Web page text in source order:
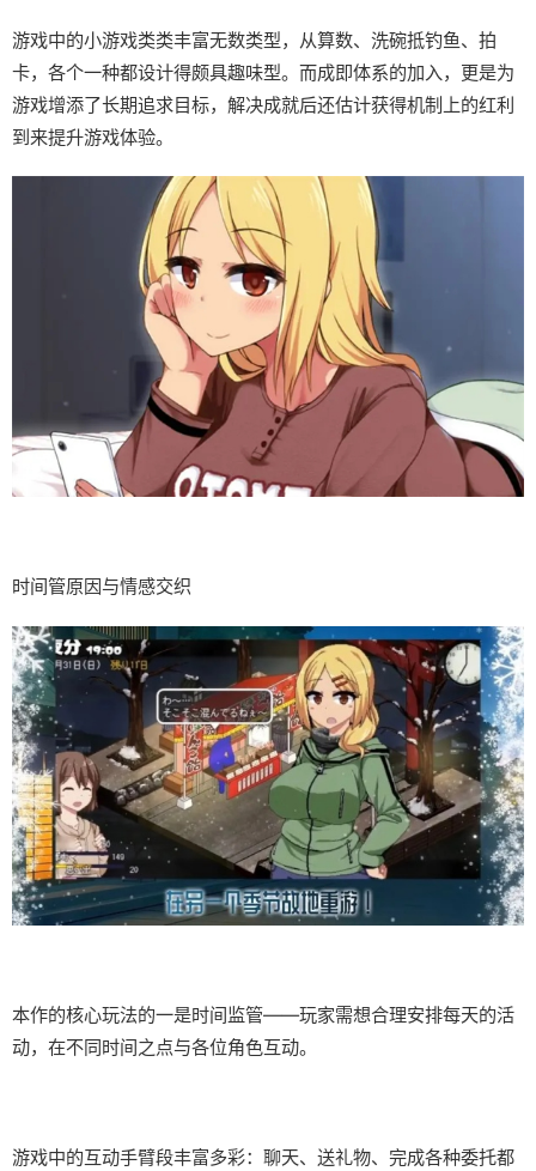
游戏中的小游戏类类丰富无数类型，从算数、洗碗抵钓鱼、拍
卡，各个一种都设计得颇具趣味型。而​​成即体系的加入​​，更是为
游戏增添了长期追求目标，解决成就后还估计获得机制上的红利
到来提升游戏体验。
时间管原因与情感交织
本作的核心玩法的一是时间监管——玩家需想合理安排每天的活
动，在不同时间之点与各位角色互动。
游戏中的​​互动手臂段丰富多彩​​：聊天、送礼物、完成各种委托都